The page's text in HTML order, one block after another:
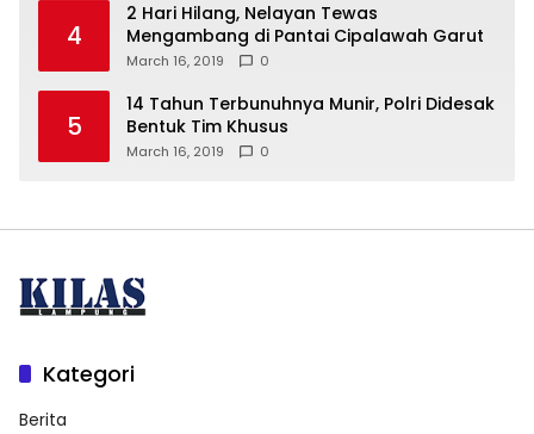
4
2 Hari Hilang, Nelayan Tewas
Mengambang di Pantai Cipalawah Garut
March 16, 2019 0
5
14 Tahun Terbunuhnya Munir, Polri Didesak
Bentuk Tim Khusus
March 16, 2019 0
Kategori
Berita